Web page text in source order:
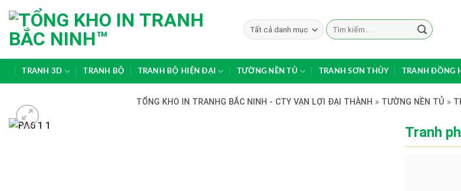
to
content
Search
for:
TRANH 3D TRANH BỘ TRANH BỘ HIỆN ĐẠI TƯỜNG NỀN TỦ TRANH SƠN THỦY TRANH ĐỒNG
TỔNG KHO IN TRANHG BẮC NINH - CTY VẠN LỢI ĐẠI THÀNH » TƯỜNG NỀN TỦ »
Tranh